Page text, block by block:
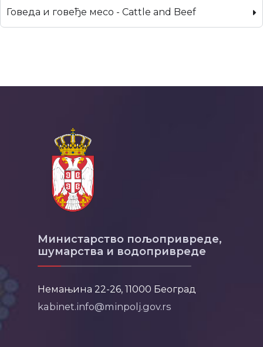
Говеда и говеђе месо - Cattle and Beef
Министарство пољопривреде,
шумарства и водопривреде
Немањина 22-26, 11000 Београд
kabinet.info@minpolj.gov.rs